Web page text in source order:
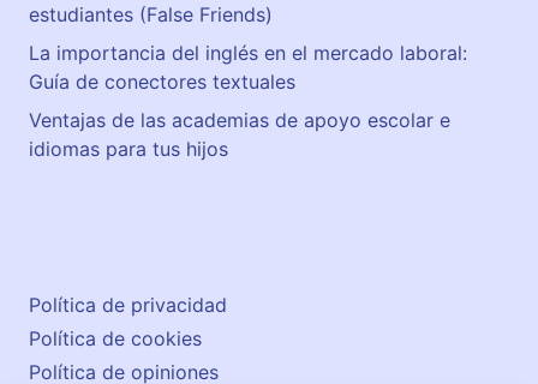
estudiantes (False Friends)
La importancia del inglés en el mercado laboral:
Guía de conectores textuales
Ventajas de las academias de apoyo escolar e
idiomas para tus hijos
Política de privacidad
Política de cookies
Política de opiniones